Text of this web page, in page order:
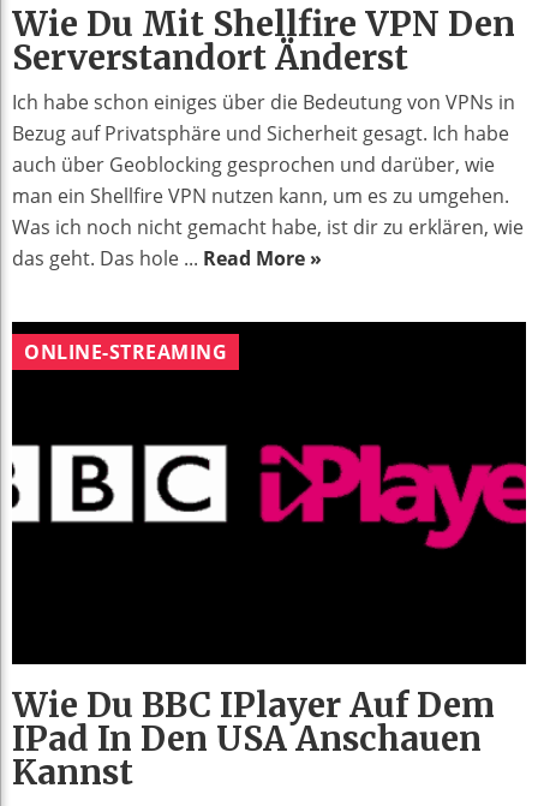
Wie Du Mit Shellfire VPN Den
Serverstandort Änderst
Ich habe schon einiges über die Bedeutung von VPNs in
Bezug auf Privatsphäre und Sicherheit gesagt. Ich habe
auch über Geoblocking gesprochen und darüber, wie
man ein Shellfire VPN nutzen kann, um es zu umgehen.
Was ich noch nicht gemacht habe, ist dir zu erklären, wie
das geht. Das hole ... Read More »
ONLINE-STREAMING
Wie Du BBC IPlayer Auf Dem
IPad In Den USA Anschauen
Kannst